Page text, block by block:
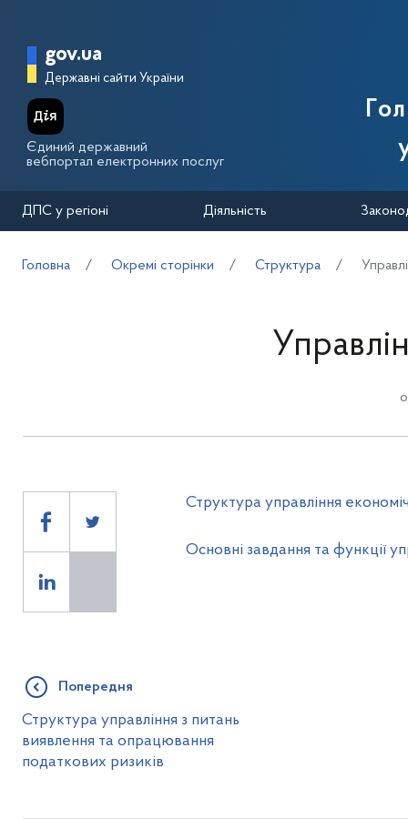
Головна сторінка Державної
gov.ua
Державні сайти України
Єдиний державний
вебпортал електронних послуг
ДПС у регіоні Діяльність
Головна Окремі сторінки Структура
Структура управління
Основні завдання та функції
Попередня
Структура управління з питань
виявлення та опрацювання
податкових ризиків